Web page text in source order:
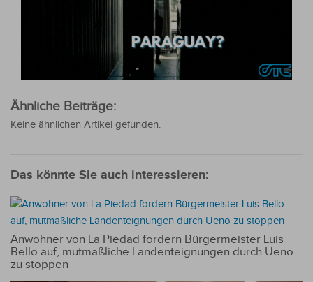
Ähnliche Beiträge:
Keine ähnlichen Artikel gefunden.
Das könnte Sie auch interessieren:
Anwohner von La Piedad fordern Bürgermeister Luis
Bello auf, mutmaßliche Landenteignungen durch Ueno
zu stoppen